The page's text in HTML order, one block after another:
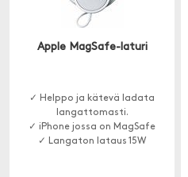
Apple MagSafe-laturi
✓ Helppo ja kätevä ladata
langattomasti.
✓ iPhone jossa on MagSafe
✓ Langaton lataus 15W